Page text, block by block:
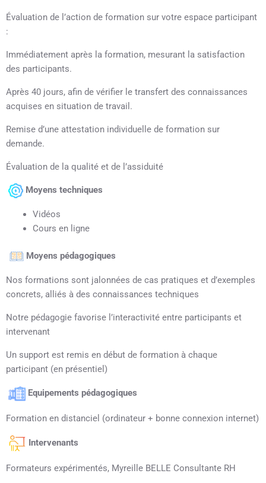
Évaluation de l’action de formation sur votre espace participant
:
Immédiatement après la formation, mesurant la satisfaction
des participants.
Après 40 jours, afin de vérifier le transfert des connaissances
acquises en situation de travail.
Remise d’une attestation individuelle de formation sur
demande.
Évaluation de la qualité et de l’assiduité
Moyens techniques
Vidéos
Cours en ligne
Moyens pédagogiques
Nos formations sont jalonnées de cas pratiques et d’exemples
concrets, alliés à des connaissances techniques
Notre pédagogie favorise l’interactivité entre participants et
intervenant
Un support est remis en début de formation à chaque
participant (en présentiel)
Equipements pédagogiques
Formation en distanciel (ordinateur + bonne connexion internet)
Intervenants
Formateurs expérimentés, Myreille BELLE Consultante RH